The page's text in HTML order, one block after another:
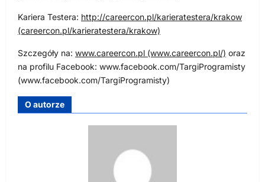
Kariera Testera: http://careercon.pl/karieratestera/krakow
(careercon.pl/karieratestera/krakow)
Szczegóły na: www.careercon.pl (www.careercon.pl/) oraz
na profilu Facebook: www.facebook.com/TargiProgramisty
(www.facebook.com/TargiProgramisty)
O autorze